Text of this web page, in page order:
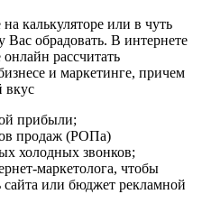
калькуляторе или в чуть
Вас обрадовать. В интернете
рассчитать
и маркетинге, причем
вкус
прибыли;
продаж (РОПа)
холодных звонков;
маркетолога, чтобы
сайта или бюджет рекламной